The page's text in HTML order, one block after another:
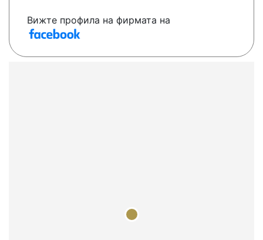
Вижте профила на фирмата на